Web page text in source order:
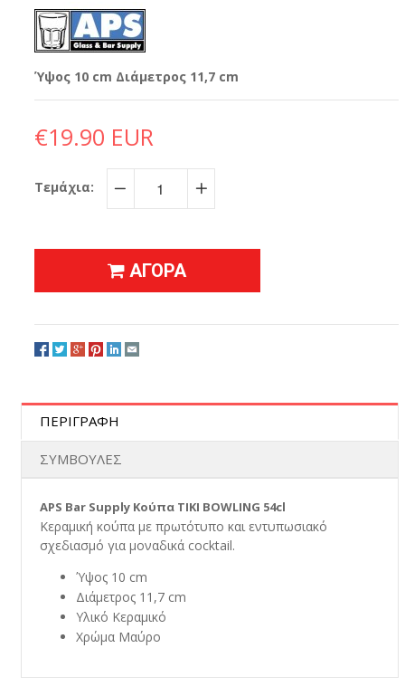
Ύψος 10 cm Διάμετρος 11,7 cm
€19.90 EUR
Τεμάχια:
− +
ΑΓΟΡΑ
ΠΕΡΙΓΡΑΦΗ
ΣΥΜΒΟΥΛΕΣ
APS Bar Supply Κούπα TIKI BOWLING 54cl
Κεραμική κούπα με πρωτότυπο και εντυπωσιακό
σχεδιασμό για μοναδικά cocktail.
Ύψος 10 cm
Διάμετρος 11,7 cm
Υλικό Κεραμικό
Χρώμα Μαύρο